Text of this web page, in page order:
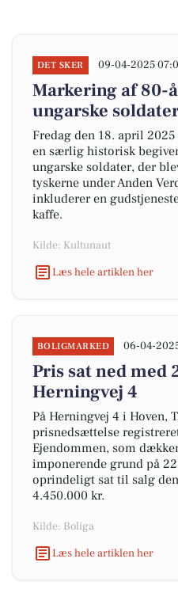
DET SKER 09-04-2025
Markering af 80-
ungarske
Fredag den 18. april
en særlig historisk
ungarske soldater, der
tyskerne under Anden
inkluderer en
kaffe.
Kilde: Kultunaut
Læs hele artiklen her
BOLIGMARKED 06-04-
Pris sat ned med
Herningvej 4
På Herningvej 4 i Hoven,
prisnedsættelse
Ejendommen, som
imponerende grund på
oprindeligt sat til salg
4.450.000 kr.
Kilde: Boliga
Læs hele artiklen her